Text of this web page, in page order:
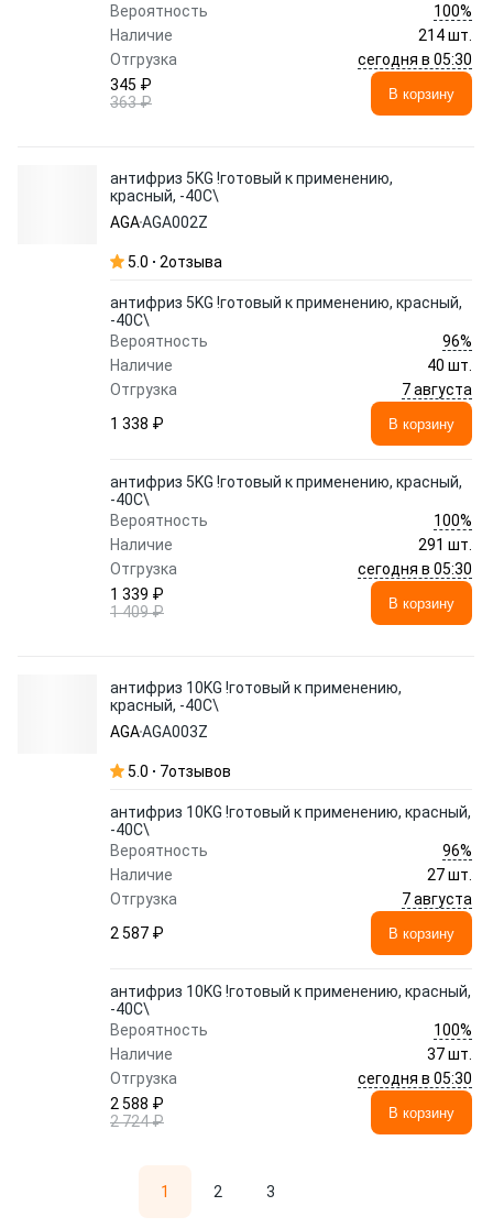
Вероятность
100%
Наличие
214 шт.
Отгрузка
сегодня в 05:30
345 ₽
363 ₽
В корзину
антифриз 5KG !готовый к применению,
красный, -40С\
AGAAGA002Z
5.0 2отзыва
антифриз 5KG !готовый к применению, красный,
-40С\
Вероятность
96%
Наличие
40 шт.
Отгрузка
7 августа
1 338 ₽
В корзину
антифриз 5KG !готовый к применению, красный,
-40С\
Вероятность
100%
Наличие
291 шт.
Отгрузка
сегодня в 05:30
1 339 ₽
1 409 ₽
В корзину
aнтифриз 10KG !готовый к применению,
красный, -40С\
AGAAGA003Z
5.0 7отзывов
aнтифриз 10KG !готовый к применению, красный,
-40С\
Вероятность
96%
Наличие
27 шт.
Отгрузка
7 августа
2 587 ₽
В корзину
aнтифриз 10KG !готовый к применению, красный,
-40С\
Вероятность
100%
Наличие
37 шт.
Отгрузка
сегодня в 05:30
2 588 ₽
2 724 ₽
В корзину
1 2 3